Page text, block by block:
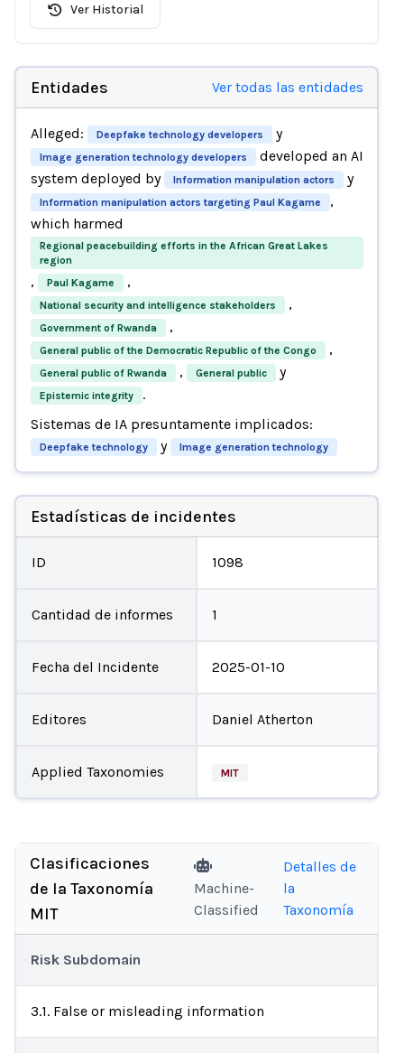
Ver Historial
Entidades Ver todas las entidades
Alleged: Deepfake technology developers y
Image generation technology developers
developed an AI
system deployed by
Information manipulation actors y
Information manipulation actors targeting Paul Kagame
,
which harmed
Regional peacebuilding efforts in the African Great Lakes
region
, Paul Kagame ,
National security and intelligence stakeholders ,
Government of Rwanda ,
General public of the Democratic Republic of the Congo ,
General public of Rwanda , General public y
Epistemic integrity
.
Sistemas de IA presuntamente implicados:
Deepfake technology y Image generation technology
Estadísticas de incidentes
ID 1098
Cantidad de informes 1
Fecha del Incidente 2025-01-10
Editores Daniel Atherton
Applied Taxonomies MIT
Clasificaciones
de la Taxonomía
MIT
Machine-
Classified
Detalles de
la
Taxonomía
Risk Subdomain
3.1. False or misleading information